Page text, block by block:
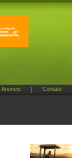
Anuncie Contato